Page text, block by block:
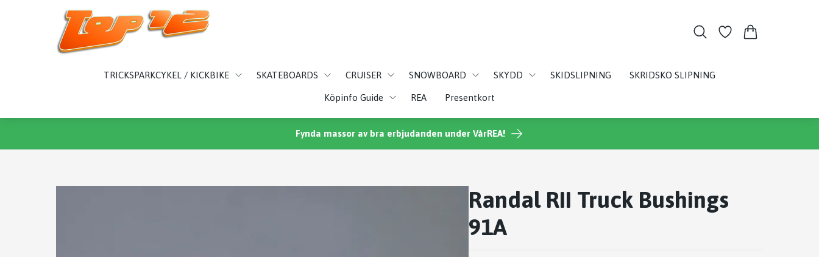
TRICKSPARKCYKEL / KICKBIKE SKATEBOARDS CRUISER SNOWBOARD SKYDD SKIDSLIPNING SKRIDSKO SLIPNING
Köpinfo Guide REA Presentkort
Fynda massor av bra erbjudanden under VårREA!
Randal RII Truck Bushings
91A